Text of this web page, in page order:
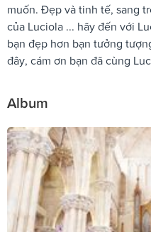
muốn. Đẹp và tinh tế, sang
của Luciola ... hãy đến với
bạn đẹp hơn bạn tưởng
đây, cám ơn bạn đã cùng
Album